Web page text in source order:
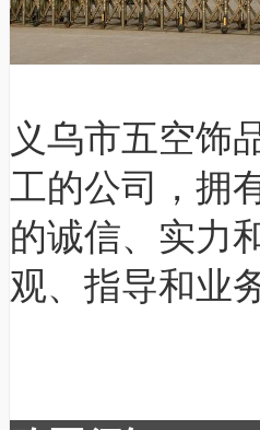
义乌市五空饰
工的公司，拥
的诚信、实力
观、指导和业